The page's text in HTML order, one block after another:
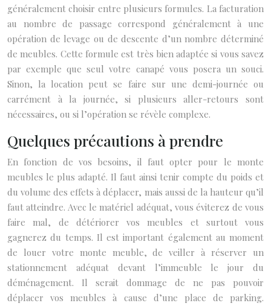
généralement choisir entre plusieurs formules. La facturation
au nombre de passage correspond généralement à une
opération de levage ou de descente d’un nombre déterminé
de meubles. Cette formule est très bien adaptée si vous savez
par exemple que seul votre canapé vous posera un souci.
Sinon, la location peut se faire sur une demi-journée ou
carrément à la journée, si plusieurs aller-retours sont
nécessaires, ou si l’opération se révèle complexe.
Quelques précautions à prendre
En fonction de vos besoins, il faut opter pour le monte
meubles le plus adapté. Il faut ainsi tenir compte du poids et
du volume des effets à déplacer, mais aussi de la hauteur qu’il
faut atteindre. Avec le matériel adéquat, vous éviterez de vous
faire mal, de détériorer vos meubles et surtout vous
gagnerez du temps. Il est important également au moment
de louer votre monte meuble, de veiller à réserver un
stationnement adéquat devant l’immeuble le jour du
déménagement. Il serait dommage de ne pas pouvoir
déplacer vos meubles à cause d’une place de parking.